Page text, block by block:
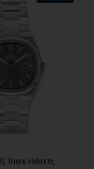
A76338S3I, Inex Herre, 38mm Quartz Herre m/lænke